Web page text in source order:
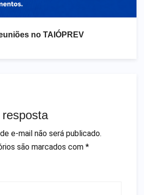
no TAIÓPREV
e-mail não será publicado.
são marcados com *